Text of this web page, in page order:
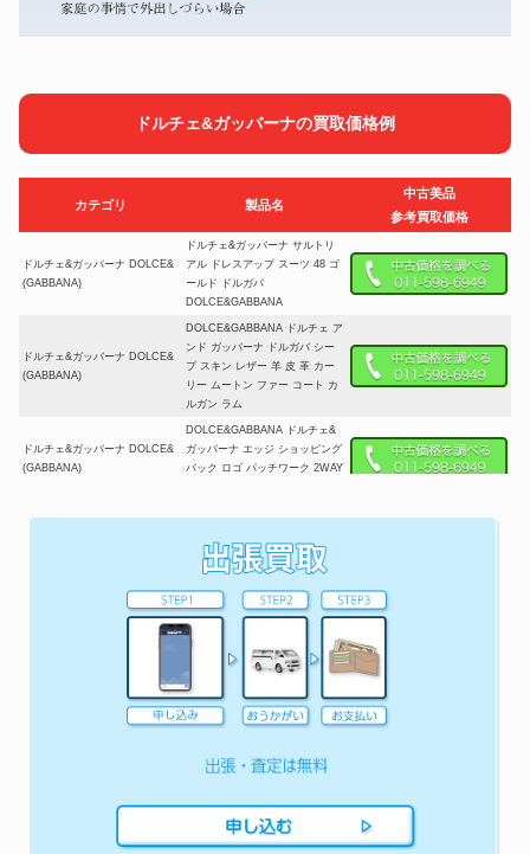
ドルチェ&ガッバーナの買取価格例
カテゴリ 製品名
中古美品
参考買取価格
ドルチェ&ガッバーナ DOLCE&
(GABBANA)
ドルチェ&ガッバーナ サルトリ
アル ドレスアップ スーツ 48 ゴ
ールド ドルガバ
DOLCE&GABBANA
ドルチェ&ガッバーナ DOLCE&
(GABBANA)
DOLCE&GABBANA ドルチェ ア
ンド ガッバーナ ドルガバ シー
プ スキン レザー 羊 皮 革 カー
リー ムートン ファー コート カ
ルガン ラム
ドルチェ&ガッバーナ DOLCE&
(GABBANA)
DOLCE&GABBANA ドルチェ&
ガッバーナ エッジ ショッピング
バック ロゴ パッチワーク 2WAY
ドルチェ&ガッバーナ DOLCE&
付き ムートン コート
ドルチェ&ガッバーナ DOLCE&
ドルチェ&ガッバーナ
DOLCE&GABBANA 2018AWコ
レクション 刺繍 カシミア100%
ニット セーター 54
ドルチェ&ガッバーナ
DOLCE&GABBANA 装飾デザイ
ン カシミア ロング コート 56
DOLCE&GABBANA イタリア製
ケープ ポンチョ ドレス ゴール
ドルチェ&ガッバーナ
DOLCE&GABBANA エンジェル
ロイヤル 刺繍 カシミア100% パ